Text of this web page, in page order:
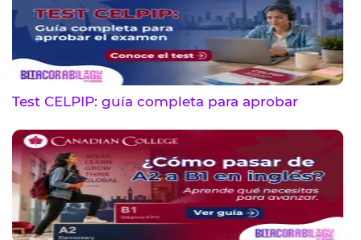
Test CELPIP: guía completa para aprobar